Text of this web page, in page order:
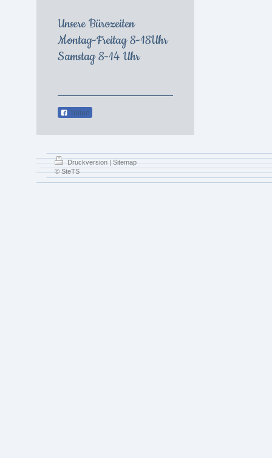
Unsere Bürozeiten
Montag-Freitag 8-18Uhr
Samstag 8-14 Uhr
Teilen
Druckversion| Sitemap
© SteTS